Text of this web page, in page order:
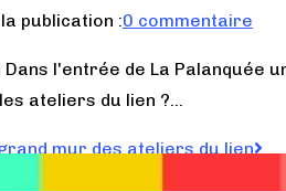
publication :0 commentaire
Dans l'entrée de La
ateliers du lien ?…
mur des ateliers du lien